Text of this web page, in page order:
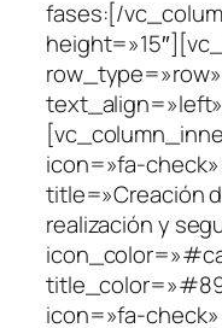
fases:[/
icon=»fa-
title=»Creación
realización y
icon=»fa-